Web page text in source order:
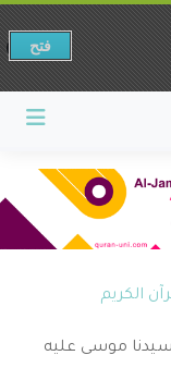
الكريم
موسى عليه
فتح